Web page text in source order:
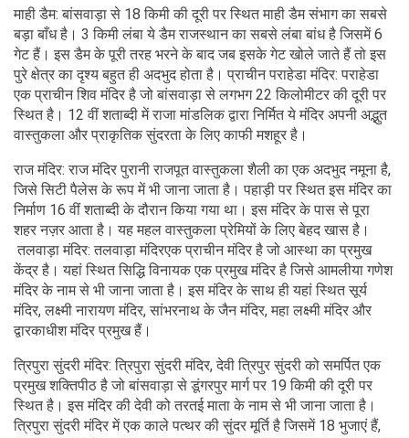
माही डैम: बांसवाड़ा से 18 किमी की दूरी पर स्थित माही डैम संभाग का सबसे
बड़ा बाँध है। 3 किमी लंबा ये डैम राजस्थान का सबसे लंबा बांध है जिसमें 6
गेट हैं। इस डैम के पूरी तरह भरने के बाद जब इसके गेट खोले जाते हैं तो इस
पुरे क्षेत्र का दृश्य बहुत ही अदभुद होता है। प्राचीन पराहेडा मंदिर: पराहेडा
एक प्राचीन शिव मंदिर है जो बांसवाड़ा से लगभग 22 किलोमीटर की दूरी पर
स्थित है। 12 वीं शताब्दी में राजा मांडलिक द्वारा निर्मित ये मंदिर अपनी अद्भुत
वास्तुकला और प्राकृतिक सुंदरता के लिए काफी मशहूर है।
राज मंदिर: राज मंदिर पुरानी राजपूत वास्तुकला शैली का एक अदभुद नमूना है,
जिसे सिटी पैलेस के रूप में भी जाना जाता है। पहाड़ी पर स्थित इस मंदिर का
निर्माण 16 वीं शताब्दी के दौरान किया गया था। इस मंदिर के पास से पूरा
शहर नज़र आता है। यह महल वास्तुकला प्रेमियों के लिए बेहद खास है।
तलवाड़ा मंदिर: तलवाड़ा मंदिरएक प्राचीन मंदिर है जो आस्था का प्रमुख
केंद्र है। यहां स्थित सिद्धि विनायक एक प्रमुख मंदिर है जिसे आमलीया गणेश
मंदिर के नाम से भी जाना जाता है। इस मंदिर के साथ ही यहां स्थित सूर्य
मंदिर, लक्ष्मी नारायण मंदिर, सांभरनाथ के जैन मंदिर, महा लक्ष्मी मंदिर और
द्वारकाधीश मंदिर प्रमुख हैं।
त्रिपुरा सुंदरी मंदिर: त्रिपुरा सुंदरी मंदिर, देवी त्रिपुर सुंदरी को समर्पित एक
प्रमुख शक्तिपीठ है जो बांसवाड़ा से डूंगरपुर मार्ग पर 19 किमी की दूरी पर
स्थित है। इस मंदिर की देवी को तरतई माता के नाम से भी जाना जाता है।
त्रिपुरा सुंदरी मंदिर में एक काले पत्थर की सुंदर मूर्ति है जिसमें 18 भुजाएं हैं,